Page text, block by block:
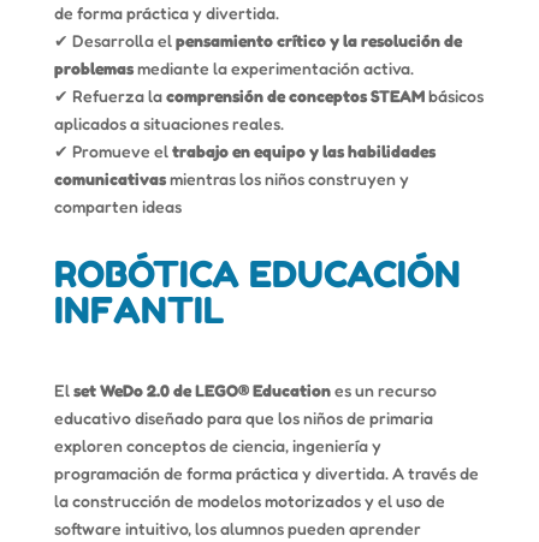
de forma práctica y divertida.
✔ Desarrolla elpensamiento crítico y la resolución de
problemasmediante la experimentación activa.
✔ Refuerza lacomprensión de conceptos STEAMbásicos
aplicados a situaciones reales.
✔ Promueve eltrabajo en equipo y las habilidades
comunicativasmientras los niños construyen y
comparten ideas
ROBÓTICA EDUCACIÓN
INFANTIL
Elset WeDo 2.0 de LEGO® Educationes un recurso
educativo diseñado para que los niños de primaria
exploren conceptos de ciencia, ingeniería y
programación de forma práctica y divertida. A través de
la construcción de modelos motorizados y el uso de
software intuitivo, los alumnos pueden aprender